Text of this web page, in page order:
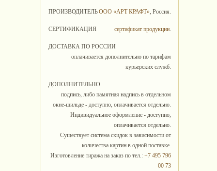
ПРОИЗВОДИТЕЛЬООО «АРТ КРАФТ», Россия.
СЕРТИФИКАЦИЯ сертификат продукции.
ДОСТАВКА ПО РОССИИ
оплачивается дополнительно по тарифам
курьерских служб.
ДОПОЛНИТЕЛЬНО
подпись, либо памятная надпись в отдельном
окне-шильде - доступно, оплачивается отдельно.
Индивидуальное оформление - доступно,
оплачивается отдельно.
Существует система скидок в зависимости от
количества картин в одной поставке.
Изготовление тиража на заказ по тел.: +7 495 796
00 73